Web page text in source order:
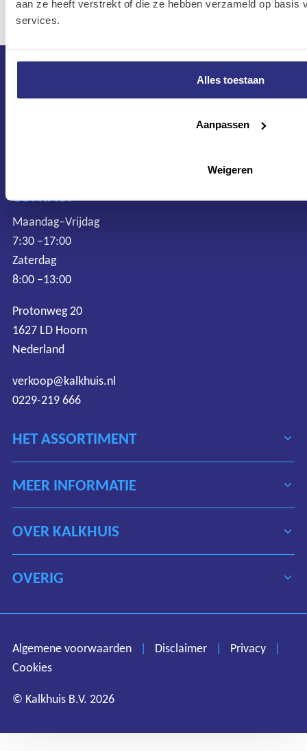
aan ze heeft verstrekt of die ze hebben verzameld op basis
services.
Alles toestaan
Aanpassen
Weigeren
Disclaimer
Privacy
HET ASSORTIMENT
MEER INFORMATIE
OVER KALKHUIS
CONTACT
Maandag–Vrijdag
7:30 –17:00
Zaterdag
8:00 –13:00
Protonweg 20
1627 LD Hoorn
Nederland
verkoop@kalkhuis.nl
0229-219 666
OVERIG
Algemene voorwaarden | Disclaimer | Privacy
|
Cookies
© Kalkhuis B.V. 2026